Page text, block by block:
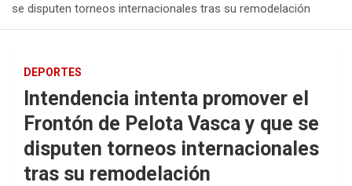
se disputen torneos internacionales tras su remodelación
DEPORTES
Intendencia intenta promover el
Frontón de Pelota Vasca y que se
disputen torneos internacionales
tras su remodelación